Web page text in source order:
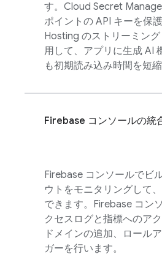
す。Cloud Secret
ポイントの API キーを保
Hosting のストリーミン
用して、アプリに生成 AI
も初期読み込み時間を短縮
Firebase コンソールの統
Firebase コンソールでビ
ウトをモニタリングして
できます。 Firebase コン
クセスログと指標へのア
ドメインの追加、ロール
ガーを行います。